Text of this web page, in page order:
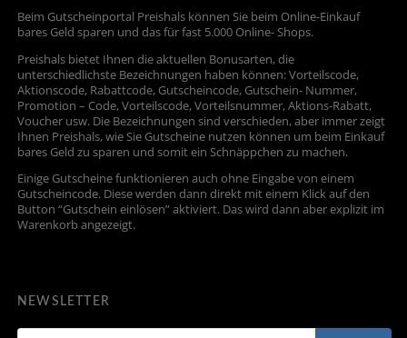
Beim Gutscheinportal Preishals können Sie beim Online-Einkauf
bares Geld sparen und das für fast 5.000 Online- Shops.
Preishals bietet Ihnen die aktuellen Bonusarten, die
unterschiedlichste Bezeichnungen haben können: Vorteilscode,
Aktionscode, Rabattcode, Gutscheincode, Gutschein- Nummer,
Promotion – Code, Vorteilscode, Vorteilsnummer, Aktions-Rabatt,
Voucher usw. Die Bezeichnungen sind verschieden, aber immer zeigt
Ihnen Preishals, wie Sie Gutscheine nutzen können um beim Einkauf
bares Geld zu sparen und somit ein Schnäppchen zu machen.
Einige Gutscheine funktionieren auch ohne Eingabe von einem
Gutscheincode. Diese werden dann direkt mit einem Klick auf den
Button “Gutschein einlösen” aktiviert. Das wird dann aber explizit im
Warenkorb angezeigt.
NEWSLETTER